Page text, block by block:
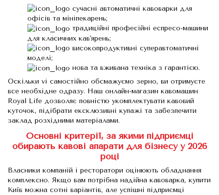
сучасні автоматичні кавоварки для
офісів та мініпекарень;
традиційні професійні еспресо-машини
для класичних кав'ярень;
високопродуктивні суперавтоматичні
моделі;
нова та вживана техніка з гарантією.
Оскільки vi самостійно обсмажуємо зерно, ви отримуєте
все необхідне одразу. Наш онлайн-магазин кавомашин
Royal Life дозволяє повністю укомплектувати кавовий
куточок, підібрати ексклюзивні купажі та забезпечити
заклад розхідними матеріалами.
Основні критерії, за якими підприємці
обирають кавові апарати для бізнесу у 2026
році
Власники компаній і ресторатори оцінюють обладнання
комплексно. Якщо вам потрібна надійна кавоварка, купити
Київ можна сотні варіантів, але успішні підприємці